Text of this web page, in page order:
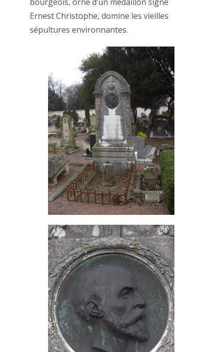
bourgeois, orné d’un médaillon signé
Ernest Christophe, domine les vieilles
sépultures environnantes.